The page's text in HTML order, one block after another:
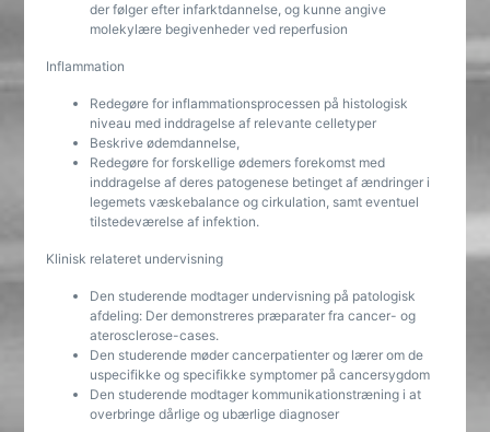
der følger efter infarktdannelse, og kunne angive
molekylære begivenheder ved reperfusion
Inflammation
Redegøre for inflammationsprocessen på histologisk
niveau med inddragelse af relevante celletyper
Beskrive ødemdannelse,
Redegøre for forskellige ødemers forekomst med
inddragelse af deres patogenese betinget af ændringer i
legemets væskebalance og cirkulation, samt eventuel
tilstedeværelse af infektion.
Klinisk relateret undervisning
Den studerende modtager undervisning på patologisk
afdeling: Der demonstreres præparater fra cancer- og
aterosclerose-cases.
Den studerende møder cancerpatienter og lærer om de
uspecifikke og specifikke symptomer på cancersygdom
Den studerende modtager kommunikationstræning i at
overbringe dårlige og ubærlige diagnoser